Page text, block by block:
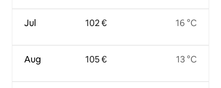
Jul
Aug
102 €
105 €
16 °C
13 °C